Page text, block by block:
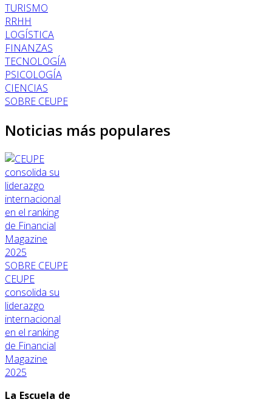
TURISMO
RRHH
LOGÍSTICA
FINANZAS
TECNOLOGÍA
PSICOLOGÍA
CIENCIAS
SOBRE CEUPE
Noticias más populares
SOBRE CEUPE
CEUPE
consolida su
liderazgo
internacional
en el ranking
de Financial
Magazine
2025
La Escuela de